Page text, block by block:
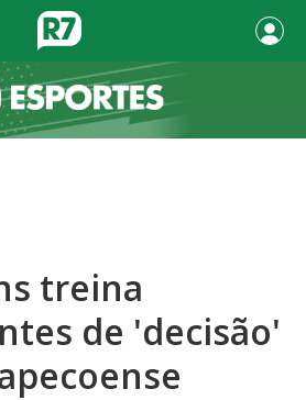
treina
de 'decisão'